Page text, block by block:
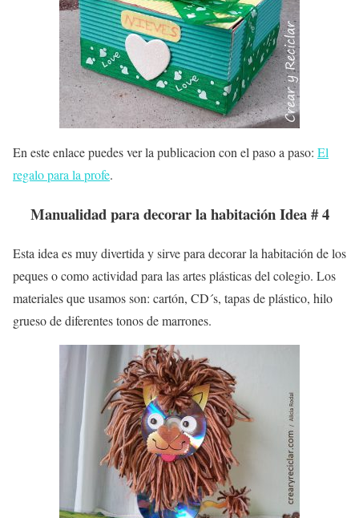
En este enlace puedes ver la publicacion con el paso a paso: El
regalo para la profe.
Manualidad para decorar la habitación Idea # 4
Esta idea es muy divertida y sirve para decorar la habitación de los
peques o como actividad para las artes plásticas del colegio. Los
materiales que usamos son: cartón, CD´s, tapas de plástico, hilo
grueso de diferentes tonos de marrones.